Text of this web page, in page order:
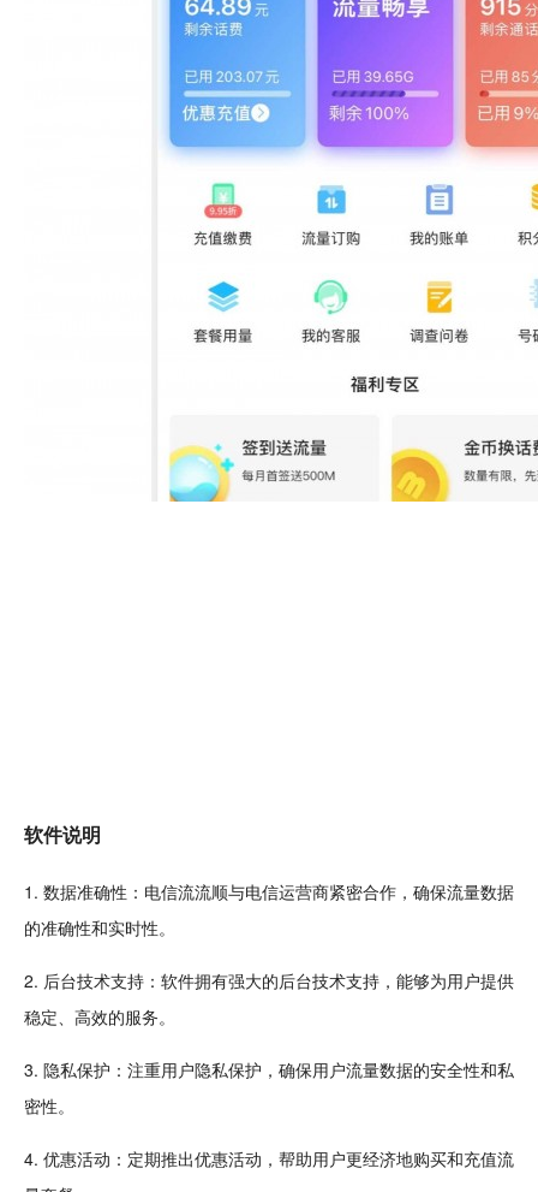
软件说明
1. 数据准确性：电信流流顺与电信运营商紧密合作 ，确保流量数据
的准确性和实时性。
2. 后台技术支持：软件拥有强大的后台技术支持，能够为用户提供
稳定、高效的服务。
3. 隐私保护：注重用户隐私保护，确保用户流量数据的安全性和私
密性。
4. 优惠活动：定期推出优惠活动，帮助用户更经济地购买和充值流